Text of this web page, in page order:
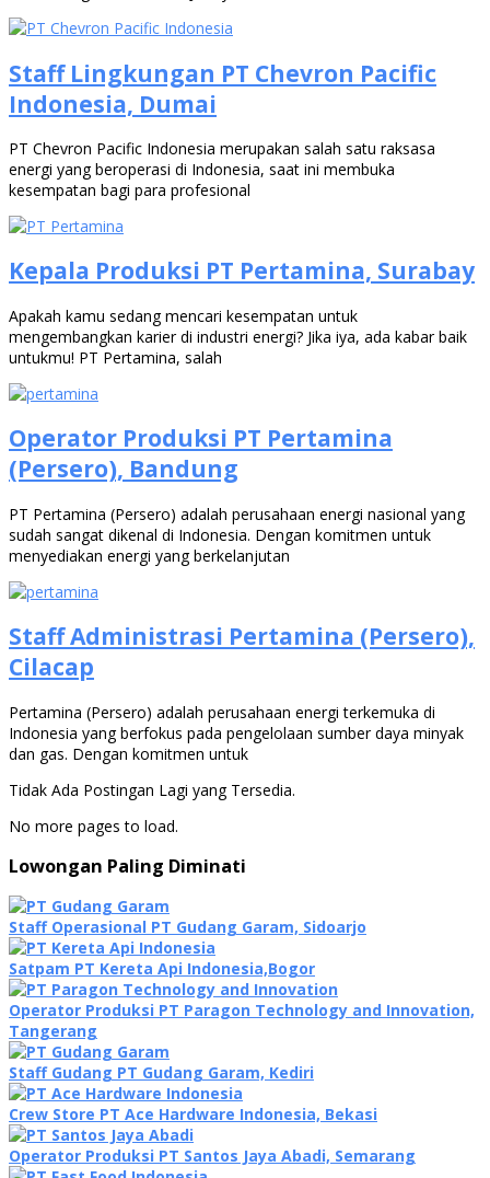
Staff Lingkungan PT Chevron Pacific
Indonesia, Dumai
PT Chevron Pacific Indonesia merupakan salah satu raksasa
energi yang beroperasi di Indonesia, saat ini membuka
kesempatan bagi para profesional
Kepala Produksi PT Pertamina, Surabay
Apakah kamu sedang mencari kesempatan untuk
mengembangkan karier di industri energi? Jika iya, ada kabar baik
untukmu! PT Pertamina, salah
Operator Produksi PT Pertamina
(Persero), Bandung
PT Pertamina (Persero) adalah perusahaan energi nasional yang
sudah sangat dikenal di Indonesia. Dengan komitmen untuk
menyediakan energi yang berkelanjutan
Staff Administrasi Pertamina (Persero),
Cilacap
Pertamina (Persero) adalah perusahaan energi terkemuka di
Indonesia yang berfokus pada pengelolaan sumber daya minyak
dan gas. Dengan komitmen untuk
Tidak Ada Postingan Lagi yang Tersedia.
No more pages to load.
Lowongan Paling Diminati
Staff Operasional PT Gudang Garam, Sidoarjo
Satpam PT Kereta Api Indonesia,Bogor
Operator Produksi PT Paragon Technology and Innovation,
Tangerang
Staff Gudang PT Gudang Garam, Kediri
Crew Store PT Ace Hardware Indonesia, Bekasi
Operator Produksi PT Santos Jaya Abadi, Semarang